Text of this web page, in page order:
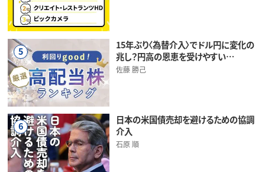
5
15年ぶり〈為替介入〉でドル円に変化の
兆し？円高の恩恵を受けやすい…
佐藤 勝己
6
日本の米国債売却を避けるための協調
介入
石原 順